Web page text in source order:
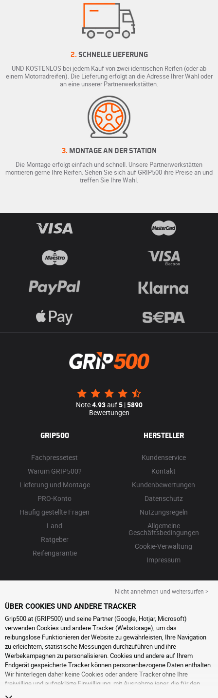
2. SCHNELLE LIEFERUNG
UND KOSTENLOS bei jedem Kauf von zwei identischen Reifen (oder ab
einem Motorradreifen). Die Lieferung erfolgt an die Adresse Ihrer Wahl oder
an eine unserer Partnerwerkstätten.
3. MONTAGE AN DER STATION
Die Montage erfolgt einfach und schnell. Unsere Partnerwerkstätten
montieren gerne Ihre Reifen. Sehen Sie sich auf GRIP500 ihre Preise an und
treffen Sie Ihre Wahl.
Note4.93auf5|5890
Bewertungen
GRIP500
Fachpressetest
Warum GRIP500?
Lieferung und Montage
PRO-Konto
Häufig gestellte Fragen
Land
Ratgeber
Reifengarantie
HERSTELLER
Kundenservice
Kontakt
Kundenbewertungen
Datenschutz
Nutzungsregeln
Allgemeine
Geschäftsbedingungen
Cookie-Verwaltung
Impressum
Nicht annehmen und weitersurfen >
ÜBER COOKIES UND ANDERE TRACKER
Grip500.at (GRIP500) und seine Partner (Google, Hotjar, Microsoft)
verwenden Cookies und andere Tracker (Webstorage), um das
reibungslose Funktionieren der Website zu gewährleisten, Ihre Navigation
zu erleichtern, statistische Messungen durchzuführen und ihre
Werbekampagnen zu personalisieren. Cookies und andere auf Ihrem
Endgerät gespeicherte Tracker können personenbezogene Daten enthalten.
Wir hinterlegen daher keine Cookies oder andere Tracker ohne Ihre
freiwillige und aufgeklärte Einwilligung, mit Ausnahme jener, die für den